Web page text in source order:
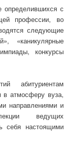
с
профессии, во
следующие
«каникулярные
конкурсы
абитуриентам
в атмосферу вуза,
направлениями и
ведущих
себя настоящими